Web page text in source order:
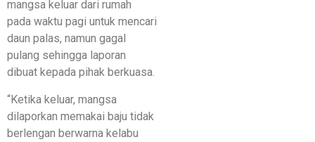
mangsa keluar dari rumah
pada waktu pagi untuk mencari
daun palas, namun gagal
pulang sehingga laporan
dibuat kepada pihak berkuasa.
“Ketika keluar, mangsa
dilaporkan memakai baju tidak
berlengan berwarna kelabu